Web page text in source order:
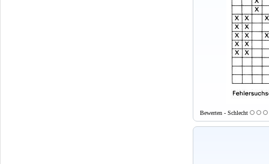
Bewerten - Schlecht